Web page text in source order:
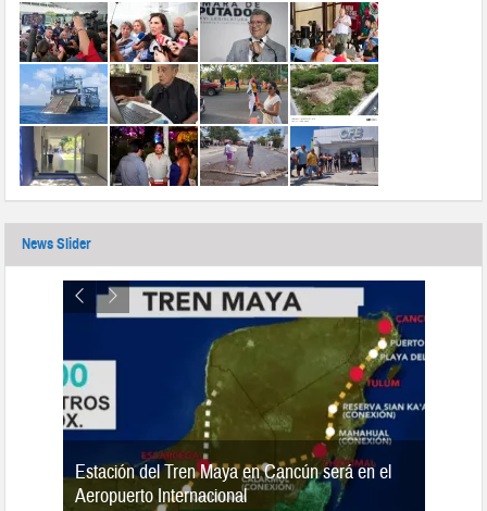
News Slider
Estación del Tren Maya en Cancún será en el
Aeropuerto Internacional